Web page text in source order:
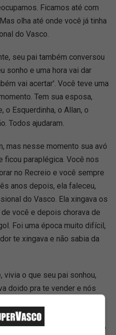
Ficamos até com
olha até onde você já tinha
do Vasco.
seu pai também conversou
sonho e uma hora vai dar
vai acertar'. Você teve uma
Tem sua esposa,
o Esquerdinha, o Allan, o
Todos ajudaram.
mas nesse momento sua avó
ficou paraplégica. Você nos
no Recreio e você sempre
anos depois, ela faleceu,
do Vasco. Ela xingava os
você e depois chorava de
Foi uma época muito difícil,
te xingava e não sabia da
o que seu pai sonhou,
doido pra te vender e nós
que não. Tinha proposta de
E aí chegou o [Fernando]
Você teve uma crescente